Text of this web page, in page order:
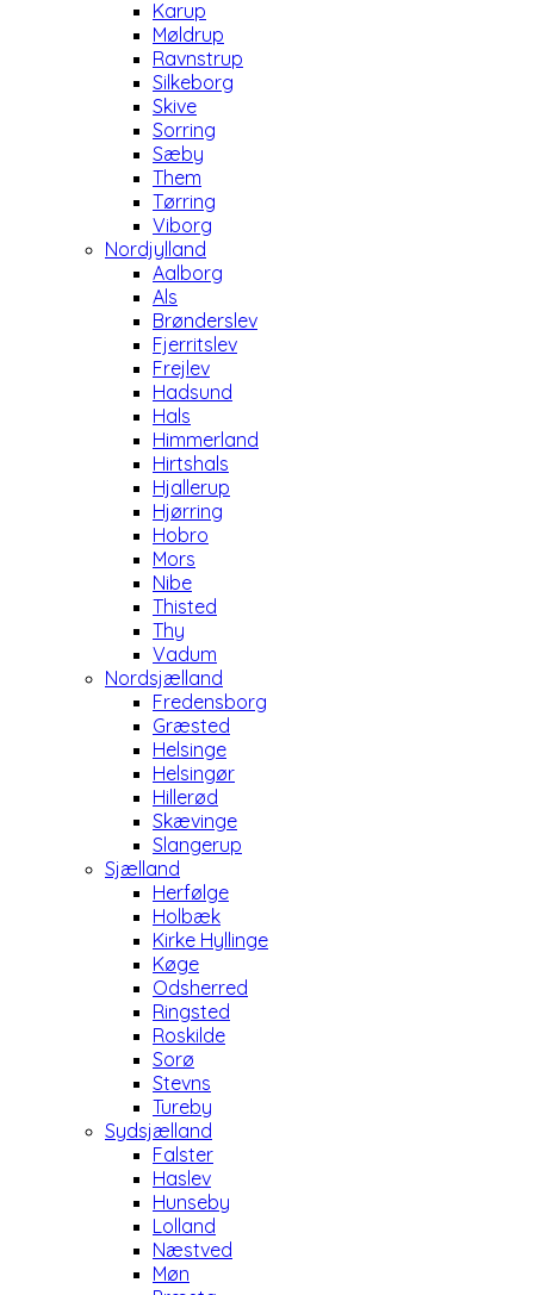
Karup
Møldrup
Ravnstrup
Silkeborg
Skive
Sorring
Sæby
Them
Tørring
Viborg
Nordjylland
Aalborg
Als
Brønderslev
Fjerritslev
Frejlev
Hadsund
Hals
Himmerland
Hirtshals
Hjallerup
Hjørring
Hobro
Mors
Nibe
Thisted
Thy
Vadum
Nordsjælland
Fredensborg
Græsted
Helsinge
Helsingør
Hillerød
Skævinge
Slangerup
Sjælland
Herfølge
Holbæk
Kirke Hyllinge
Køge
Odsherred
Ringsted
Roskilde
Sorø
Stevns
Tureby
Sydsjælland
Falster
Haslev
Hunseby
Lolland
Næstved
Møn